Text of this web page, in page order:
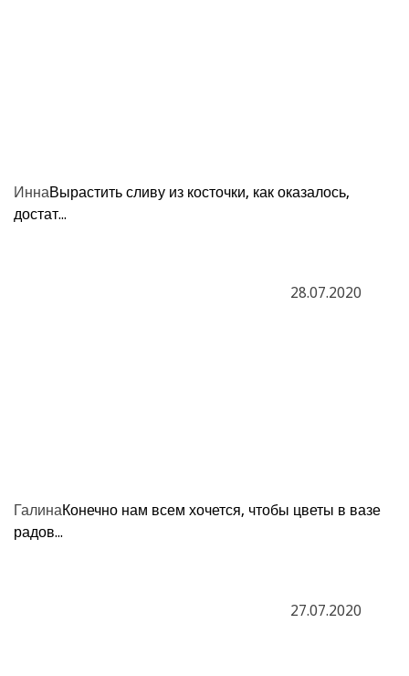
ИннаВырастить сливу из косточки, как оказалось,
достат...
28.07.2020
ГалинаКонечно нам всем хочется, чтобы цветы в вазе
радов...
27.07.2020